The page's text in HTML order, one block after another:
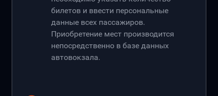
билетов и ввести персональные
данные всех пассажиров.
Приобретение мест производится
непосредственно в базе данных
автовокзала.